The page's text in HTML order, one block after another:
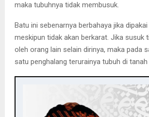
maka tubuhnya tidak membusuk.
Batu ini sebenarnya berbahaya jika
meskipun tidak akan berkarat. Jika susuk
oleh orang lain selain dirinya, maka pada
satu penghalang terurainya tubuh di tanah